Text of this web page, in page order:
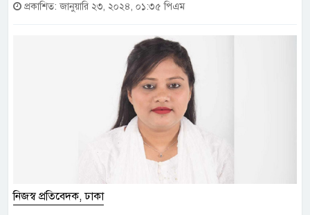
প্রকাশিত: জানুয়ারি ২৩, ২০২৪, ০১:৩৫ পিএম
নিজস্ব প্রতিবেদক, ঢাকা